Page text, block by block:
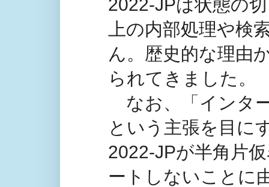
2022-JPは状態の
上の内部処理や検
ん。歴史的な理由
られてきました。
なお、「インタ
という主張を目に
2022-JPが半角片
ートしないことに